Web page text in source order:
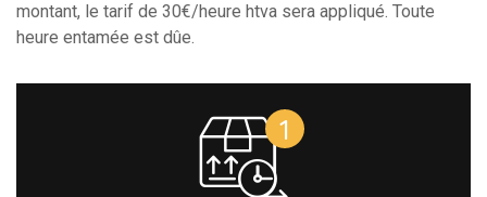
montant, le tarif de 30€/heure htva sera appliqué. Toute
heure entamée est dûe.